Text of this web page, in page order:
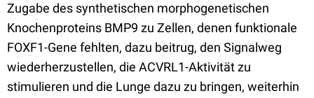
Zugabe des synthetischen morphogenetischen
Knochenproteins BMP9 zu Zellen, denen funktionale
FOXF1-Gene fehlten, dazu beitrug, den Signalweg
wiederherzustellen, die ACVRL1-Aktivität zu
stimulieren und die Lunge dazu zu bringen, weiterhin